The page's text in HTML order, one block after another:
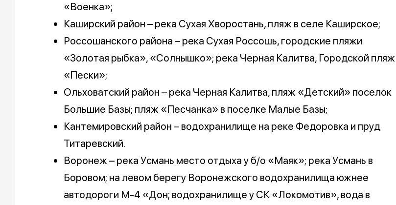
«Военка»;
Каширский район – река Сухая Хворостань, пляж в селе Каширское;
Россошанского района – река Сухая Россошь, городские пляжи
«Золотая рыбка», «Солнышко»; река Черная Калитва, Городской пляж
«Пески»;
Ольховатский район – река Черная Калитва, пляж «Детский» поселок
Большие Базы; пляж «Песчанка» в поселке Малые Базы;
Кантемировский район – водохранилище на реке Федоровка и пруд
Титаревский.
Воронеж – река Усмань место отдыха у б/о «Маяк»; река Усмань в
Боровом; на левом берегу Воронежского водохранилища южнее
автодороги М-4 «Дон; водохранилище у СК «Локомотив», вода в